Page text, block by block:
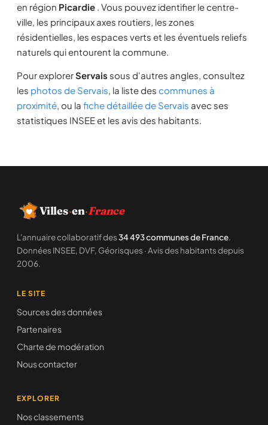
en région Picardie . Vous pouvez identifier le centre-
ville, les principaux axes routiers, les zones
résidentielles, les espaces verts et les éventuels reliefs
naturels qui entourent la commune.
Pour explorerServais sous d'autres angles, consultez
les photos de Servais, la liste des communes à
proximité, ou la fiche détaillée de Servais avec ses
statistiques INSEE et les avis des habitants.
Villes·en·France
L'annuaire collaboratif des34 493 communes de France.
Données INSEE, DVF, Géorisques · Avis des habitants depuis
2006.
LE SITE
Sources des données
Partenaires
Charte de modération
Nous contacter
EXPLORER
Nos classements